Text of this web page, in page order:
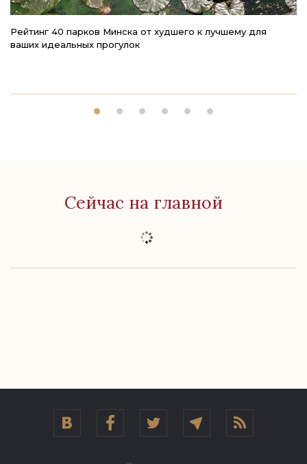
Рейтинг 40 парков Минска от худшего к лучшему для
ваших идеальных прогулок
Сейчас на главной